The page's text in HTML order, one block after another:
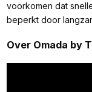
voorkomen dat
beperkt door
Over Omada by